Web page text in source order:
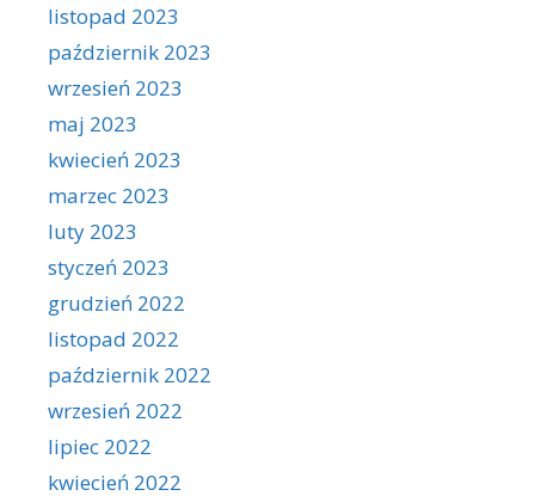
listopad 2023
październik 2023
wrzesień 2023
maj 2023
kwiecień 2023
marzec 2023
luty 2023
styczeń 2023
grudzień 2022
listopad 2022
październik 2022
wrzesień 2022
lipiec 2022
kwiecień 2022